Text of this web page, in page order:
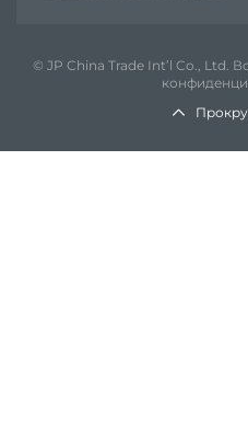
© JP China Trade Int’l Co., Ltd.